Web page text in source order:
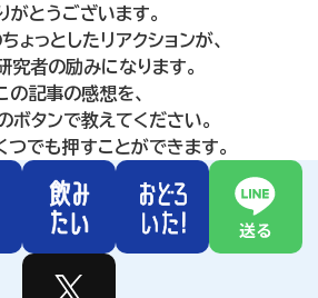
がとうございます。
ょっとしたリアクションが、
究者の励みになります。
の記事の感想を、
ボタンで教えてください。
つでも押すことができます。